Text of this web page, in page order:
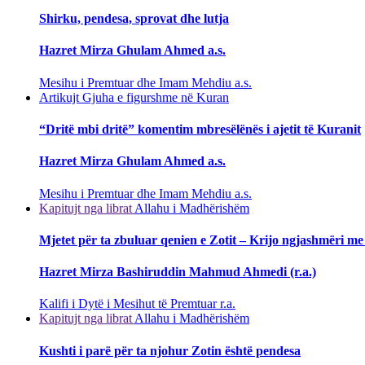
Shirku, pendesa, sprovat dhe lutja
Hazret Mirza Ghulam Ahmed a.s.
Mesihu i Premtuar dhe Imam Mehdiu a.s.
Artikujt Gjuha e figurshme në Kuran
“Dritë mbi dritë” komentim mbresëlënës i ajetit të Kuranit
Hazret Mirza Ghulam Ahmed a.s.
Mesihu i Premtuar dhe Imam Mehdiu a.s.
Kapitujt nga librat Allahu i Madhërishëm
Mjetet për ta zbuluar qenien e Zotit – Krijo ngjashmëri
Hazret Mirza Bashiruddin Mahmud Ahmedi (r.a.)
Kalifi i Dytë i Mesihut të Premtuar r.a.
Kapitujt nga librat Allahu i Madhërishëm
Kushti i parë për ta njohur Zotin është pendesa